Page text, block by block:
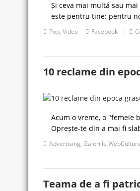
Și ceva mai multă sau
este pentru tine: pentru
Pop, Video Facebook
10 reclame din
Acum o vreme, o "femeie
Oprește-te din a mai fi
Advertising, Galeriile WebCultura
Teama de a fi